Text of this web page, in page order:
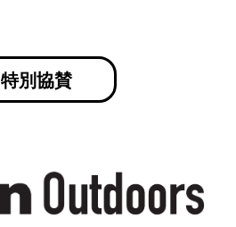
特別協賛